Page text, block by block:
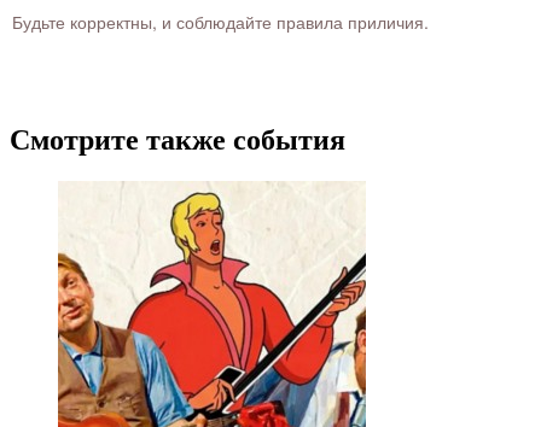
Будьте корректны, и соблюдайте правила приличия.
Смотрите также события